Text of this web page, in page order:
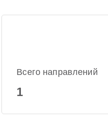
Всего направлений
1